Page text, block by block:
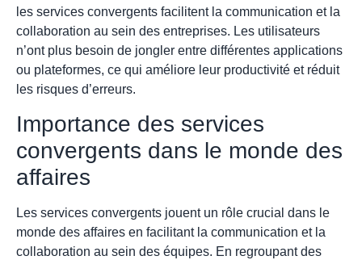
les services convergents facilitent la communication et la
collaboration au sein des entreprises. Les utilisateurs
n’ont plus besoin de jongler entre différentes applications
ou plateformes, ce qui améliore leur productivité et réduit
les risques d’erreurs.
Importance des services
convergents dans le monde des
affaires
Les services convergents jouent un rôle crucial dans le
monde des affaires en facilitant la communication et la
collaboration au sein des équipes. En regroupant des